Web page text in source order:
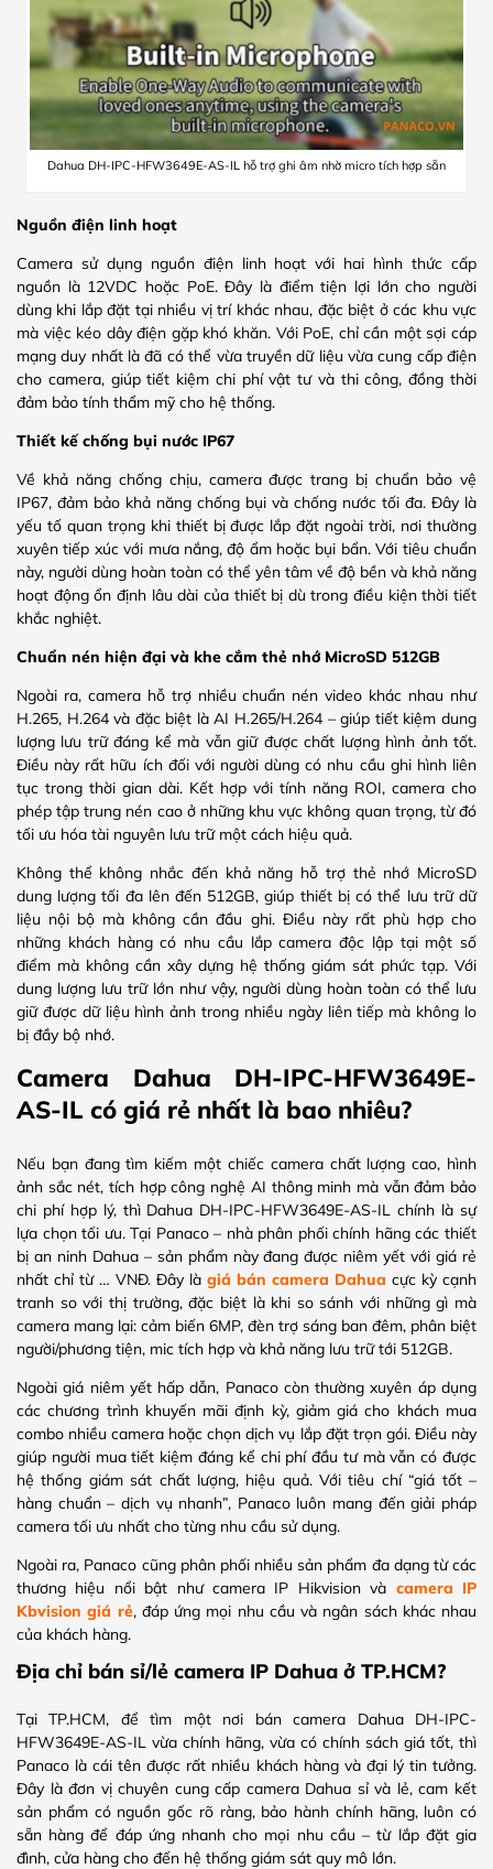
Dahua DH-IPC-HFW3649E-AS-IL hỗ trợ ghi âm nhờ micro tích hợp sẵn
Nguồn điện linh hoạt
Camera sử dụng nguồn điện linh hoạt với hai hình thức cấp
nguồn là 12VDC hoặc PoE. Đây là điểm tiện lợi lớn cho người
dùng khi lắp đặt tại nhiều vị trí khác nhau, đặc biệt ở các khu vực
mà việc kéo dây điện gặp khó khăn. Với PoE, chỉ cần một sợi cáp
mạng duy nhất là đã có thể vừa truyền dữ liệu vừa cung cấp điện
cho camera, giúp tiết kiệm chi phí vật tư và thi công, đồng thời
đảm bảo tính thẩm mỹ cho hệ thống.
Thiết kế chống bụi nước IP67
Về khả năng chống chịu, camera được trang bị chuẩn bảo vệ
IP67, đảm bảo khả năng chống bụi và chống nước tối đa. Đây là
yếu tố quan trọng khi thiết bị được lắp đặt ngoài trời, nơi thường
xuyên tiếp xúc với mưa nắng, độ ẩm hoặc bụi bẩn. Với tiêu chuẩn
này, người dùng hoàn toàn có thể yên tâm về độ bền và khả năng
hoạt động ổn định lâu dài của thiết bị dù trong điều kiện thời tiết
khắc nghiệt.
Chuẩn nén hiện đại và khe cắm thẻ nhớ MicroSD 512GB
Ngoài ra, camera hỗ trợ nhiều chuẩn nén video khác nhau như
H.265, H.264 và đặc biệt là AI H.265/H.264 – giúp tiết kiệm dung
lượng lưu trữ đáng kể mà vẫn giữ được chất lượng hình ảnh tốt.
Điều này rất hữu ích đối với người dùng có nhu cầu ghi hình liên
tục trong thời gian dài. Kết hợp với tính năng ROI, camera cho
phép tập trung nén cao ở những khu vực không quan trọng, từ đó
tối ưu hóa tài nguyên lưu trữ một cách hiệu quả.
Không thể không nhắc đến khả năng hỗ trợ thẻ nhớ MicroSD
dung lượng tối đa lên đến 512GB, giúp thiết bị có thể lưu trữ dữ
liệu nội bộ mà không cần đầu ghi. Điều này rất phù hợp cho
những khách hàng có nhu cầu lắp camera độc lập tại một số
điểm mà không cần xây dựng hệ thống giám sát phức tạp. Với
dung lượng lưu trữ lớn như vậy, người dùng hoàn toàn có thể lưu
giữ được dữ liệu hình ảnh trong nhiều ngày liên tiếp mà không lo
bị đầy bộ nhớ.
Camera Dahua DH-IPC-HFW3649E-
AS-IL có giá rẻ nhất là bao nhiêu?
Nếu bạn đang tìm kiếm một chiếc camera chất lượng cao, hình
ảnh sắc nét, tích hợp công nghệ AI thông minh mà vẫn đảm bảo
chi phí hợp lý, thì Dahua DH-IPC-HFW3649E-AS-IL chính là sự
lựa chọn tối ưu. Tại Panaco – nhà phân phối chính hãng các thiết
bị an ninh Dahua – sản phẩm này đang được niêm yết với giá rẻ
nhất chỉ từ … VNĐ. Đây là giá bán camera Dahua cực kỳ cạnh
tranh so với thị trường, đặc biệt là khi so sánh với những gì mà
camera mang lại: cảm biến 6MP, đèn trợ sáng ban đêm, phân biệt
người/phương tiện, mic tích hợp và khả năng lưu trữ tới 512GB.
Ngoài giá niêm yết hấp dẫn, Panaco còn thường xuyên áp dụng
các chương trình khuyến mãi định kỳ, giảm giá cho khách mua
combo nhiều camera hoặc chọn dịch vụ lắp đặt trọn gói. Điều này
giúp người mua tiết kiệm đáng kể chi phí đầu tư mà vẫn có được
hệ thống giám sát chất lượng, hiệu quả. Với tiêu chí “giá tốt –
hàng chuẩn – dịch vụ nhanh”, Panaco luôn mang đến giải pháp
camera tối ưu nhất cho từng nhu cầu sử dụng.
Ngoài ra, Panaco cũng phân phối nhiều sản phẩm đa dạng từ các
thương hiệu nổi bật như camera IP Hikvision và camera IP
Kbvision giá rẻ, đáp ứng mọi nhu cầu và ngân sách khác nhau
của khách hàng.
Địa chỉ bán sỉ/lẻ camera IP Dahua ở TP.HCM?
Tại TP.HCM, để tìm một nơi bán camera Dahua DH-IPC-
HFW3649E-AS-IL vừa chính hãng, vừa có chính sách giá tốt, thì
Panaco là cái tên được rất nhiều khách hàng và đại lý tin tưởng.
Đây là đơn vị chuyên cung cấp camera Dahua sỉ và lẻ, cam kết
sản phẩm có nguồn gốc rõ ràng, bảo hành chính hãng, luôn có
sẵn hàng để đáp ứng nhanh cho mọi nhu cầu – từ lắp đặt gia
đình, cửa hàng cho đến hệ thống giám sát quy mô lớn.